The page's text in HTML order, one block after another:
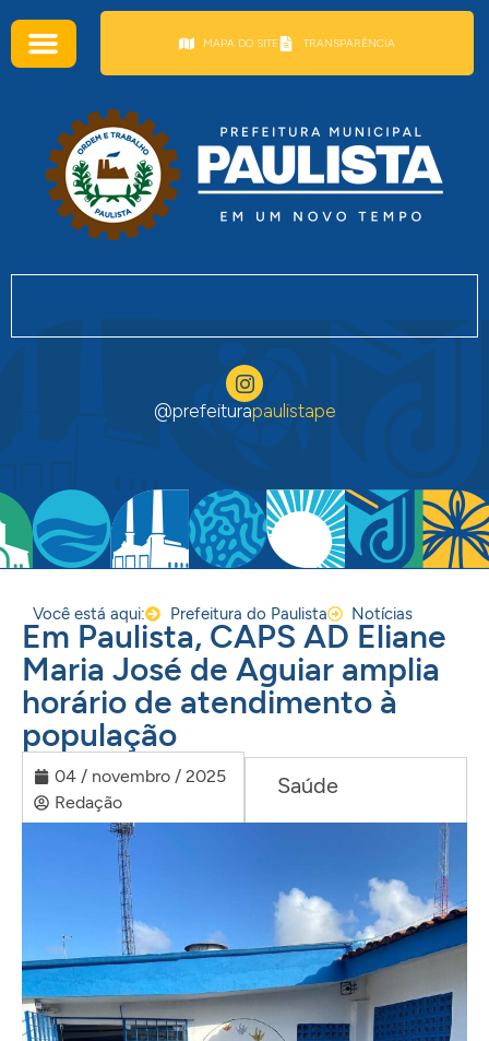
MAPA DO SITE TRANSPARÊNCIA
@prefeiturapaulistape
Você está aqui: Prefeitura do Paulista Notícias
Em Paulista, CAPS AD Eliane
Maria José de Aguiar amplia
horário de atendimento à
população
04 / novembro / 2025
Redação
Saúde